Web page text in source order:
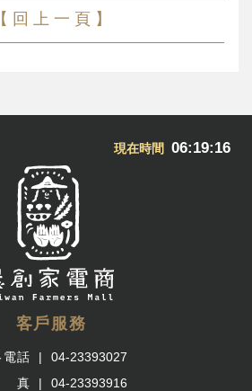
【 回 上 一 頁 】
現在時間 06:19:16
客戶服務
話
04-23393027
真
04-23393916